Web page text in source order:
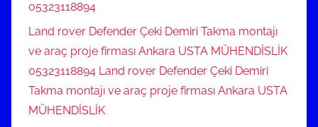
05323118894
Land rover Defender Çeki Demiri Takma montajı
ve araç proje firması Ankara USTA MÜHENDİSLİK
05323118894 Land rover Defender Çeki Demiri
Takma montajı ve araç proje firması Ankara USTA
MÜHENDİSLİK